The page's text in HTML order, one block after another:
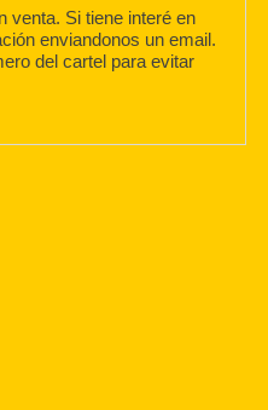
venta. Si tiene interé en
enviandonos un email.
del cartel para evitar